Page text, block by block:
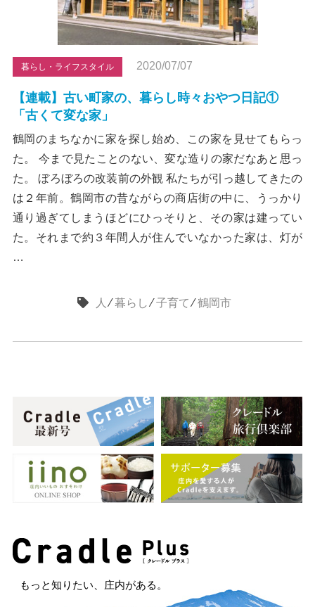
暮らし・ライフスタイル 2020/07/07
【連載】古い町家の、暮らし時々おやつ日記①
「古くて変な家」
鶴岡のまちなかに家を探し始め、この家を見せてもらっ
た。 今まで見たことのない、変な造りの家だなあと思っ
た。 ぼろぼろの改装前の外観 私たちが引っ越してきたの
は２年前。鶴岡市の昔ながらの商店街の中に、うっかり
通り過ぎてしまうほどにひっそりと、その家は建ってい
た。それまで約３年間人が住んでいなかった家は、灯が
…
人 ⁄暮らし⁄子育て⁄鶴岡市
もっと知りたい、庄内がある。